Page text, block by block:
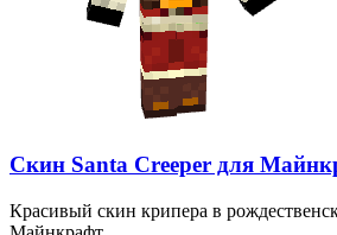
Скин Santa Creeper для
Красивый скин крипера в